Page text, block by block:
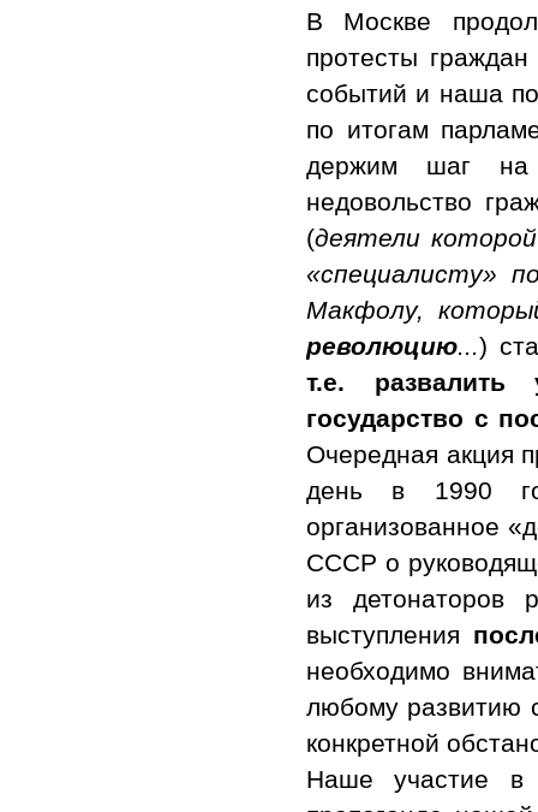
В Москве
протесты
событий и наша
по итогам
держим шаг на
недовольство
(деятели которой
«специалисту»
Макфолу,
революцию...)
т.е.
государство с
Очередная акция
день в 1990
организованное
СССР о
из детонаторов
выступления
необходимо
любому развитию
конкретной
Наше участие в